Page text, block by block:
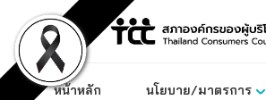
content
หน้าหลัก นโยบาย/มาตรการ